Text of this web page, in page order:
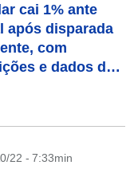
cai 1% ante
após disparada
com
e dados dos
22 - 7:33min